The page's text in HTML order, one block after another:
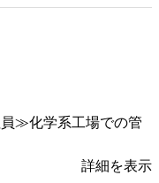
≫化学系工場での管
詳細を表示